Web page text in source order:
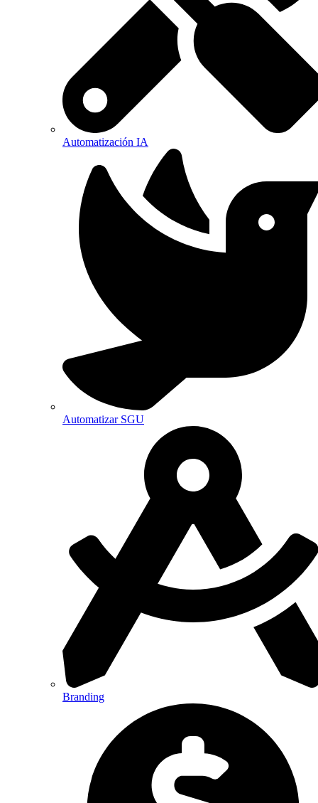
Automatización IA
Automatizar SGU
Branding